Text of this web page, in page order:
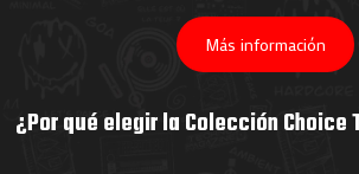
Más información
¿Por qué elegir la Colección Choice